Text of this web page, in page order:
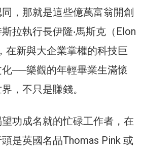
，那就是這些億萬富翁開創
拉執行長伊隆‧馬斯克（Elon
在新與大企業掌權的科技巨
──樂觀的年輕畢業生滿懷
，不只是賺錢。
功成名就的忙碌工作者，在
是英國名品Thomas Pink 或